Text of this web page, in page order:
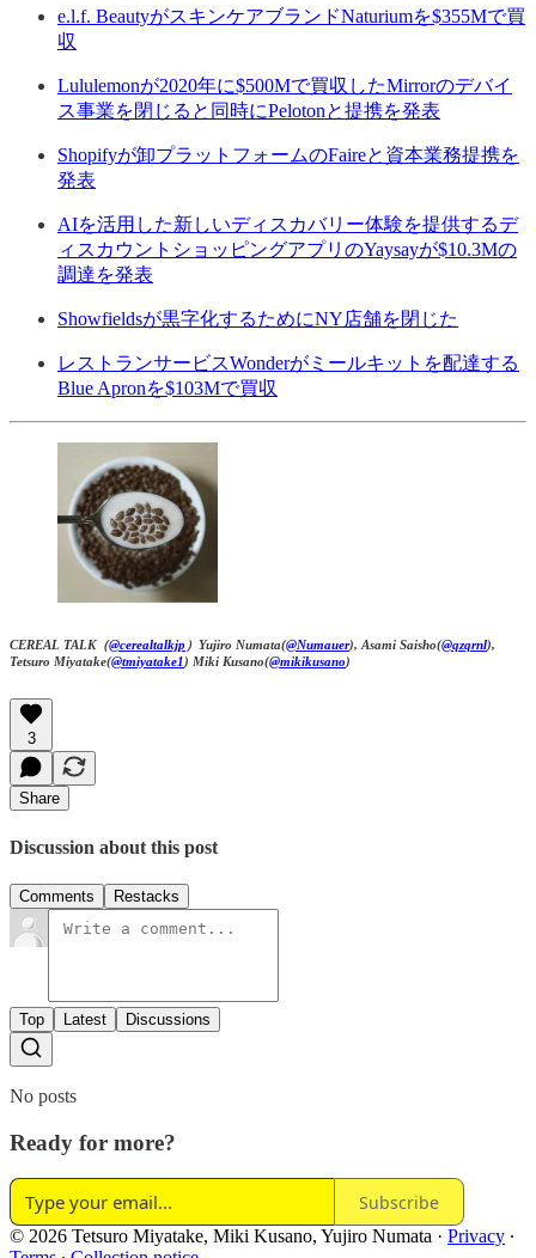
e.l.f. BeautyがスキンケアブランドNaturiumを$355Mで買
収
Lululemonが2020年に$500Mで買収したMirrorのデバイ
ス事業を閉じると同時にPelotonと提携を発表
Shopifyが卸プラットフォームのFaireと資本業務提携を
発表
AIを活用した新しいディスカバリー体験を提供するデ
ィスカウントショッピングアプリのYaysayが$10.3Mの
調達を発表
Showfieldsが黒字化するためにNY店舗を閉じた
レストランサービスWonderがミールキットを配達する
Blue Apronを$103Mで買収
CEREAL TALK（@cerealtalkjp ）Yujiro Numata(@Numauer), Asami Saisho(@qzqrnl),
Tetsuro Miyatake(@tmiyatake1) Miki Kusano(@mikikusano)
3
Share
Discussion about this post
Comments Restacks
Top Latest Discussions
No posts
Ready for more?
Subscribe
© 2026 Tetsuro Miyatake, Miki Kusano, Yujiro Numata · Privacy ∙